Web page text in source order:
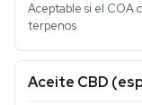
Aceptable si el COA
terpenos
Aceite CBD